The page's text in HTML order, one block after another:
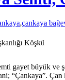
,çankaya
gayet büyük ve
“Çankaya”.